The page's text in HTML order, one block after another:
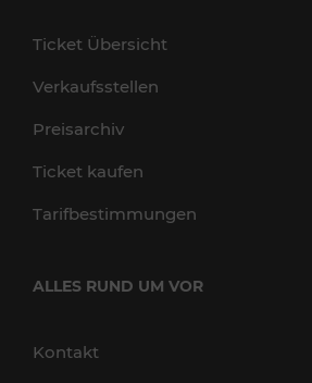
Ticket Übersicht
Verkaufsstellen
Preisarchiv
Ticket kaufen
Tarifbestimmungen
ALLES RUND UM VOR
Kontakt